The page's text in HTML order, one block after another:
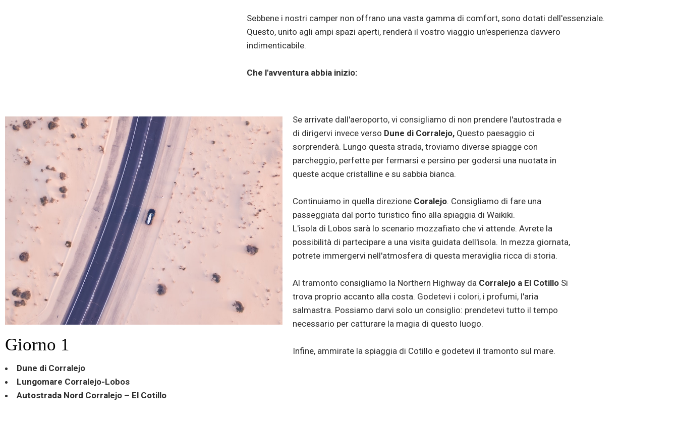
Sebbene i nostri camper non offrano una vasta gamma di comfort, sono dotati dell'essenziale.
Questo, unito agli ampi spazi aperti, renderà il vostro viaggio un'esperienza davvero
indimenticabile.
Che l'avventura abbia inizio:
Giorno 1
Dune di Corralejo
Lungomare Corralejo-Lobos
Autostrada Nord Corralejo – El Cotillo
Se arrivate dall'aeroporto, vi consigliamo di non prendere l'autostrada e
di dirigervi invece verso Dune di Corralejo, Questo paesaggio ci
sorprenderà. Lungo questa strada, troviamo diverse spiagge con
parcheggio, perfette per fermarsi e persino per godersi una nuotata in
queste acque cristalline e su sabbia bianca.
Continuiamo in quella direzione Coralejo. Consigliamo di fare una
passeggiata dal porto turistico fino alla spiaggia di Waikiki.
L'isola di Lobos sarà lo scenario mozzafiato che vi attende. Avrete la
possibilità di partecipare a una visita guidata dell'isola. In mezza giornata,
potrete immergervi nell'atmosfera di questa meraviglia ricca di storia.
Al tramonto consigliamo la Northern Highway da Corralejo a El Cotillo Si
trova proprio accanto alla costa. Godetevi i colori, i profumi, l'aria
salmastra. Possiamo darvi solo un consiglio: prendetevi tutto il tempo
necessario per catturare la magia di questo luogo.
Infine, ammirate la spiaggia di Cotillo e godetevi il tramonto sul mare.